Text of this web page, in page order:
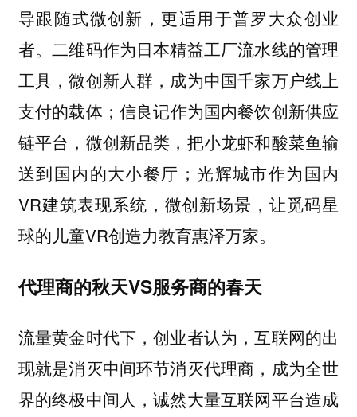
导跟随式微创新，更适用于普罗大众创业
者。二维码作为日本精益工厂流水线的管理
工具，微创新人群，成为中国千家万户线上
支付的载体；信良记作为国内餐饮创新供应
链平台，微创新品类，把小龙虾和酸菜鱼输
送到国内的大小餐厅；光辉城市作为国内
VR建筑表现系统，微创新场景，让觅码星
球的儿童VR创造力教育惠泽万家。
代理商的秋天VS服务商的春天
流量黄金时代下，创业者认为，互联网的出
现就是消灭中间环节消灭代理商，成为全世
界的终极中间人，诚然大量互联网平台造成